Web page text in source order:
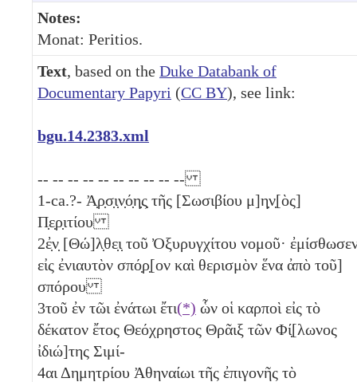
Notes:
Monat: Peritios.
Text, based on the Duke Databank of
Documentary Papyri (CC BY), see link:
bgu.14.2383.xml
-- -- -- -- -- -- -- -- -- --
1-ca.?- Ἀ̣ρ̣σ̣ι̣ν̣ό̣η̣ς̣ τῆς [Σωσιβίου μ]η̣ν̣[ὸς]
Π̣ε̣ρ̣ιτίου
2ἐ̣ν̣ [Θώ]λ̣θε̣ι̣ τοῦ Ὀξυρυγχίτου νομοῦ·
εἰς ἐνιαυτὸν σπό̣ρ̣[ον καὶ θερισμὸν ἕνα ἀπὸ τοῦ]
σπόρου
3τοῦ ἐν τῶι ἐνάτωι ἔτι(*) ὧν οἱ καρποὶ εἰς τὸ
δέκατον ἔτος Θεόχρηστος Θρᾶιξ τῶν Φί̣[λωνος
ἰδιώ]της Σιμί-
4αι Δημητρίου Ἀθηναίωι τῆς ἐπιγονῆς τὸ